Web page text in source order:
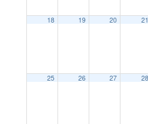
18 19 20 21
25 26 27 28